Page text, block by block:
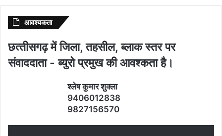
आवश्‍यकता
छत्‍तीसगढ़ में जिला, तहसील, ब्‍लाक स्‍तर पर
संवाददाता - ब्‍युरो प्रमुख की आवश्‍कता है।
श्‍लेष कुमार शुक्‍ला
9406012838
9827156570